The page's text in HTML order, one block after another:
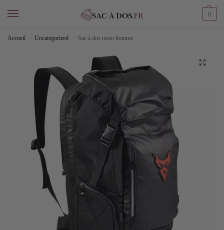
0
Accueil Uncategorized Sac à dos moto homme